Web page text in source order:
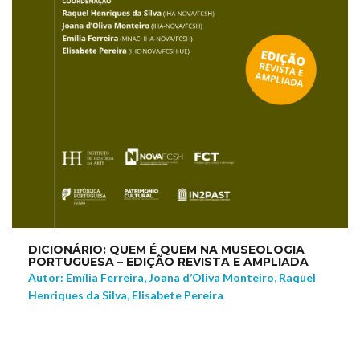
DICIONÁRIO: QUEM É QUEM NA MUSEOLOGIA
PORTUGUESA – EDIÇÃO REVISTA E AMPLIADA
Autor: Emília Ferreira, Joana d’Oliva Monteiro, Raquel
Henriques da Silva, Elisabete Pereira